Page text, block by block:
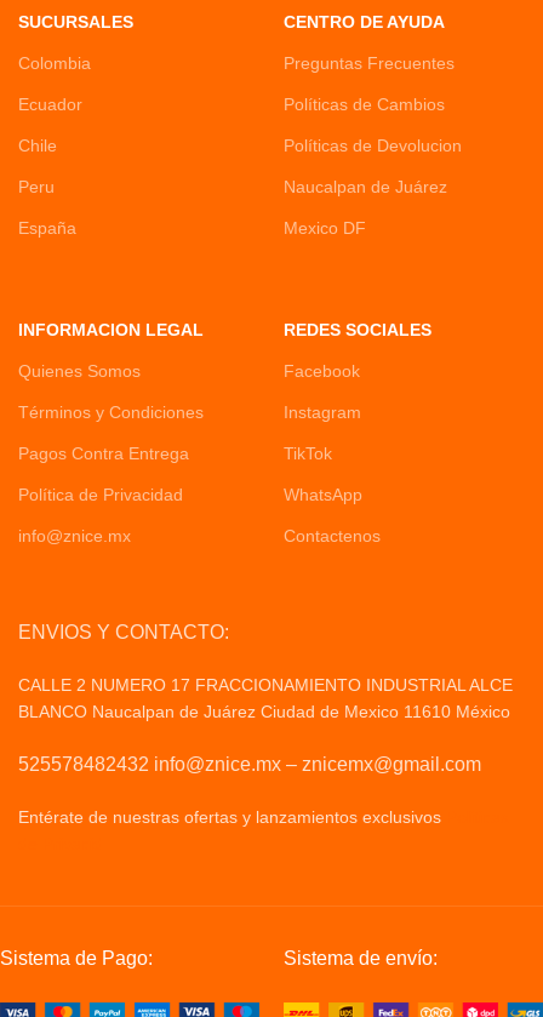
SUCURSALES
Colombia
Ecuador
Chile
Peru
España
CENTRO DE AYUDA
Preguntas Frecuentes
Políticas de Cambios
Políticas de Devolucion
Naucalpan de Juárez
Mexico DF
INFORMACION LEGAL
Quienes Somos
Términos y Condiciones
Pagos Contra Entrega
Política de Privacidad
info@znice.mx
REDES SOCIALES
Facebook
Instagram
TikTok
WhatsApp
Contactenos
ENVIOS Y CONTACTO:
CALLE 2 NUMERO 17 FRACCIONAMIENTO INDUSTRIAL ALCE
BLANCO Naucalpan de Juárez Ciudad de Mexico 11610 México
525578482432 info@znice.mx – znicemx@gmail.com
Entérate de nuestras ofertas y lanzamientos exclusivos
Sistema de Pago: Sistema de envío: